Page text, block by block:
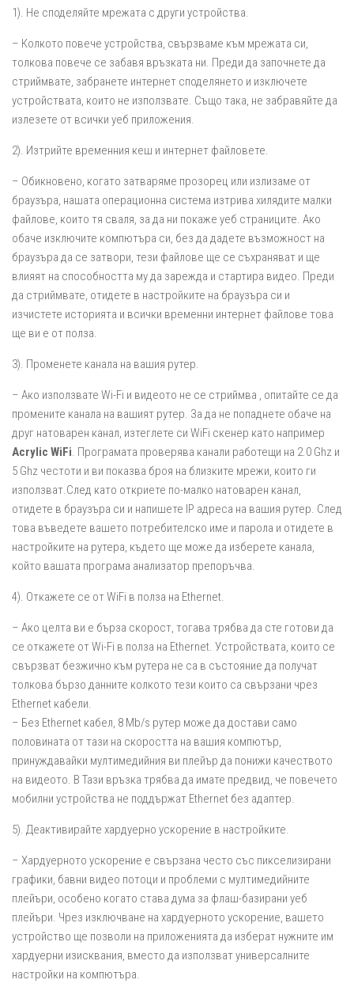
1). Не споделяйте мрежата с други устройства.
– Колкото повече устройства, свързваме към мрежата си,
толкова повече се забавя връзката ни. Преди да започнете да
стриймвате, забранете интернет споделянето и изключете
устройствата, които не използвате. Също така, не забравяйте да
излезете от всички уеб приложения.
2). Изтрийте временния кеш и интернет файловете.
– Обикновено, когато затваряме прозорец или излизаме от
браузъра, нашата операционна система изтрива хилядите малки
файлове, които тя сваля, за да ни покаже уеб страниците. Ако
обаче изключите компютъра си, без да дадете възможност на
браузъра да се затвори, тези файлове ще се съхраняват и ще
влияят на способността му да зарежда и стартира видео. Преди
да стриймвате, отидете в настройките на браузъра си и
изчистете историята и всички временни интернет файлове това
ще ви е от полза.
3). Променете канала на вашия рутер.
– Ако използвате Wi-Fi и видеото не се стриймва , опитайте се да
промените канала на вашият рутер. За да не попаднете обаче на
друг натоварен канал, изтеглете си WiFi скенер като например
Acrylic WiFi. Програмата проверява канали работещи на 2.0 Ghz и
5 Ghz честоти и ви показва броя на близките мрежи, които ги
използват.След като откриете по-малко натоварен канал,
отидете в браузъра си и напишете IP адреса на вашия рутер. След
това въведете вашето потребителско име и парола и отидете в
настройките на рутера, където ще може да изберете канала,
който вашата програма анализатор препоръчва.
4). Откажете се от WiFi в полза на Ethernet.
– Ако целта ви е бърза скорост, тогава трябва да сте готови да
се откажете от Wi-Fi в полза на Ethernet. Устройствата, които се
свързват безжично към рутера не са в състояние да получат
толкова бързо данните колкото тези които са свързани чрез
Ethernet кабели.
– Без Ethernet кабел, 8 Mb/s рутер може да достави само
половината от тази на скоростта на вашия компютър,
принуждавайки мултимедийния ви плейър да понижи качеството
на видеото. В Тази връзка трябва да имате предвид, че повечето
мобилни устройства не поддържат Ethernet без адаптер.
5). Деактивирайте хардуерно ускорение в настройките.
– Хардуерното ускорение е свързана често със пикселизирани
графики, бавни видео потоци и проблеми с мултимедийните
плейъри, особено когато става дума за флаш-базирани уеб
плейъри. Чрез изключване на хардуерното ускорение, вашето
устройство ще позволи на приложенията да изберат нужните им
хардуерни изисквания, вместо да използват универсалните
настройки на компютъра.